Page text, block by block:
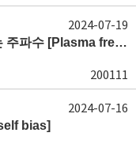
Dielectric Etcher(CCP)에서 사용하는 주파수 [Plasma frequency 및 RF sheath]
200111
2024-07-19
bias]
2024-07-16